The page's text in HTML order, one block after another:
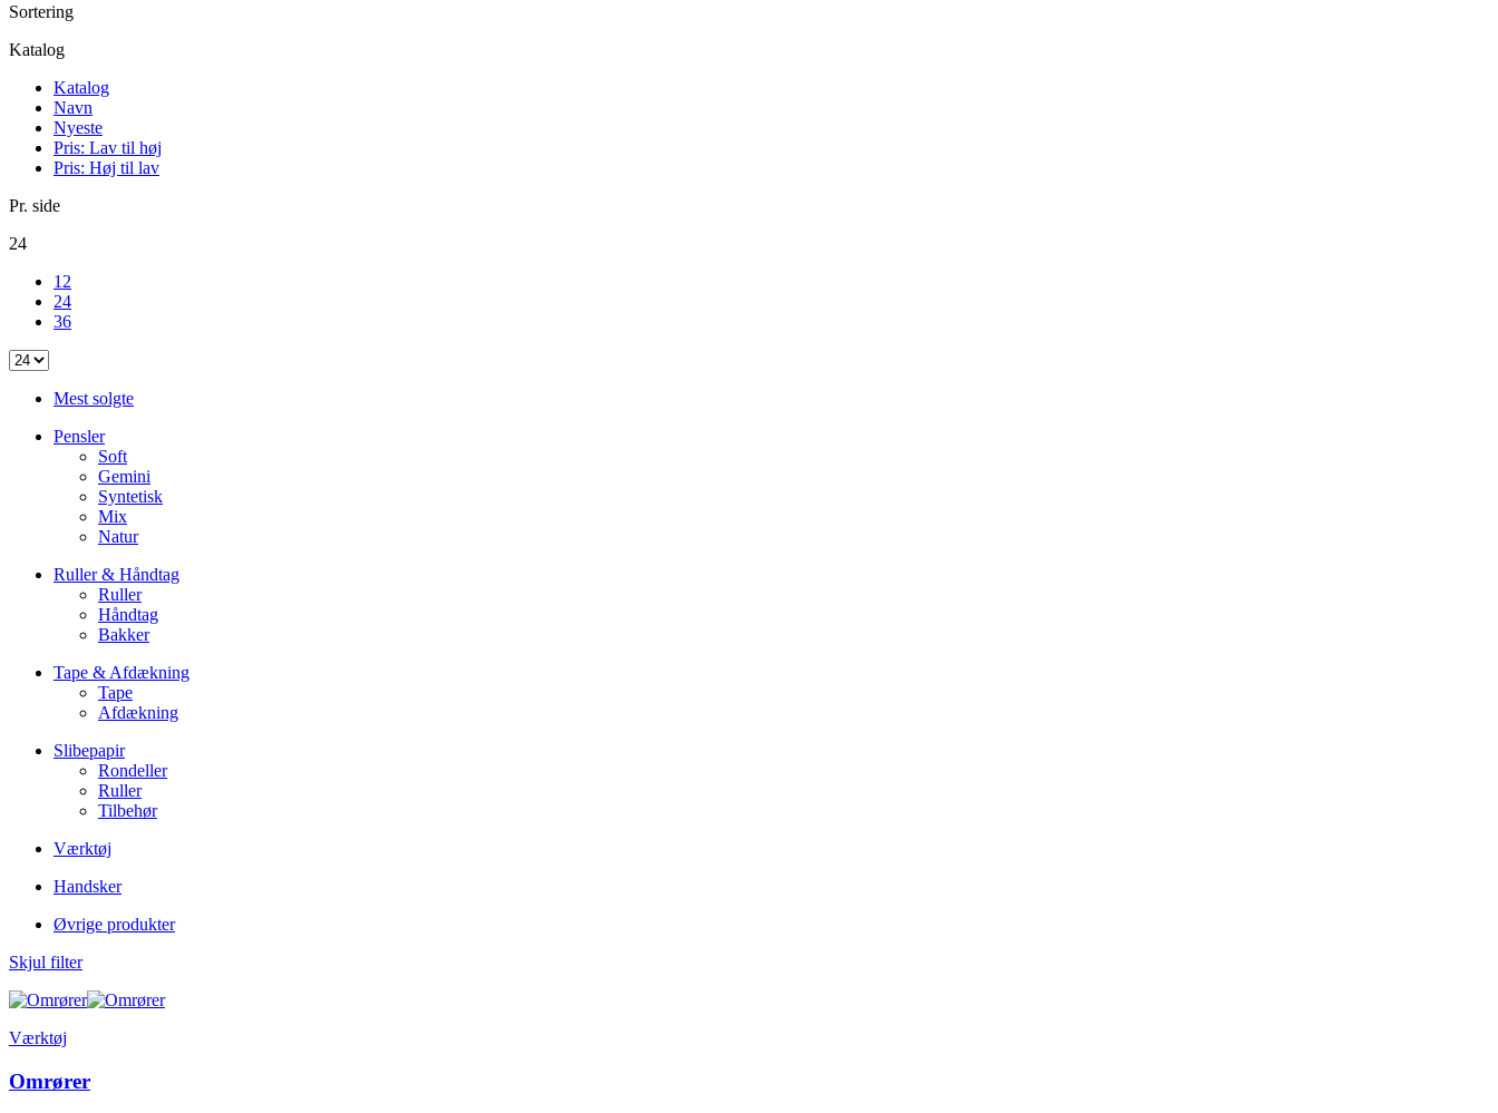
Sortering
Katalog
Katalog
Navn
Nyeste
Pris: Lav til høj
Pris: Høj til lav
Pr. side
24
12
24
36
Mest solgte
Pensler
Soft
Gemini
Syntetisk
Mix
Natur
Ruller & Håndtag
Ruller
Håndtag
Bakker
Tape & Afdækning
Tape
Afdækning
Slibepapir
Rondeller
Ruller
Tilbehør
Værktøj
Handsker
Øvrige produkter
Skjul filter
Værktøj
Omrører